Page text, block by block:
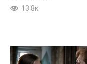
13.8к.